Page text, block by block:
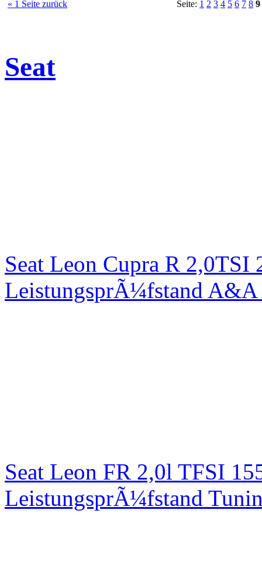
« 1 Seite zurück Seite: 1 2 3 4 5 6 7 8 9
Seat
Seat Leon Cupra R
LeistungsprÃ¼fstand
Seat Leon FR 2,0l TFSI
LeistungsprÃ¼fstand